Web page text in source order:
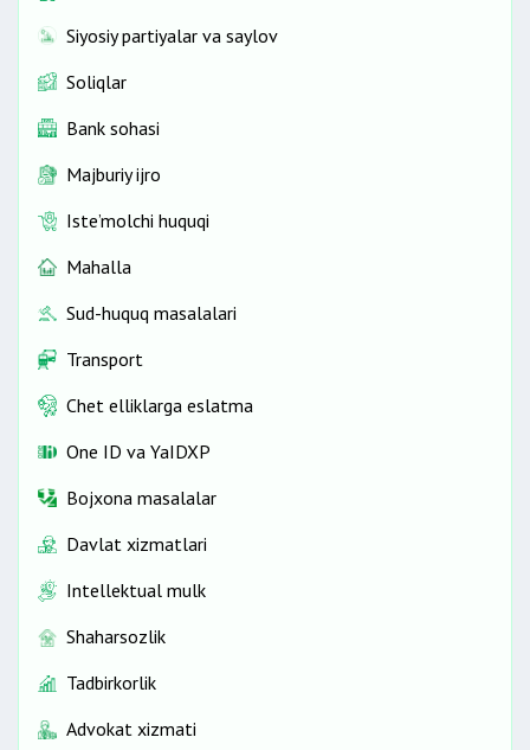
Siyosiy partiyalar va saylov
Soliqlar
Bank sohasi
Majburiy ijro
Iste’molchi huquqi
Mahalla
Sud-huquq masalalari
Transport
Chet elliklarga eslatma
One ID vа YaIDXP
Bojxona masalalar
Davlat xizmatlari
Intellektual mulk
Shaharsozlik
Tadbirkorlik
Advokat xizmati